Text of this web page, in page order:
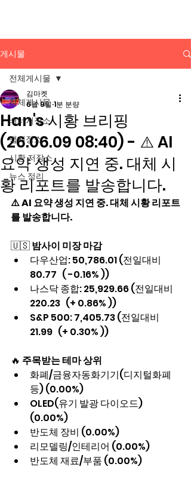
게시물
전체게시물
배너저장소
앱저장소
시황 저장소
뉴스 정리
전체게시물
Han's 시황 브리핑
(26.06.09 08:40) - ⚠️ AI
요약 생성 지연 중. 대체 시
황 리포트를 발송합니다.
김마켓
6월 9일 1분 분량
⚠️ AI 요약 생성 지연 중. 대체 시황 리포트
를 발송합니다.
🇺🇸 밤사이 미장 마감
다우산업: 50,786.01 (전일대비
80.77   ( -0.16% ))
나스닥 종합: 25,929.66 (전일대비
220.23   (+ 0.86% ))
S&P 500: 7,405.73 (전일대비
21.99   (+ 0.30% ))
🔥 주목받는 테마 상위
화폐/금융자동화기기(디지털화폐
등) (0.00%)
OLED(유기 발광 다이오드)
(0.00%)
반도체 장비 (0.00%)
리모델링/인테리어 (0.00%)
반도체 재료/부품 (0.00%)